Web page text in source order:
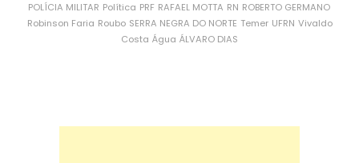
POLÍCIA MILITAR Política PRF RAFAEL MOTTA RN ROBERTO GERMANO
Robinson Faria Roubo SERRA NEGRA DO NORTE Temer UFRN Vivaldo
Costa Água ÁLVARO DIAS